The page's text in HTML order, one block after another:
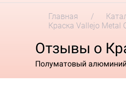
Главная
Краска Vallejo Metal
Отзывы о
Полуматовый алюминий